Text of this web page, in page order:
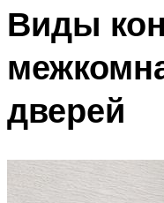
Виды
дверей